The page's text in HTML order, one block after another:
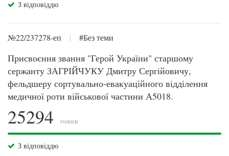
З відповіддю
№22/237278-еп | #Без теми
Присвоєння звання "Герой України" старшому
сержанту ЗАГРІЙЧУКУ Дмитру Сергійовичу,
фельдшеру сортувально-евакуаційного відділення
медичної роти військової частини А5018.
25294 голоси
З відповіддю